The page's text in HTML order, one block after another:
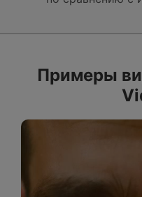
Примеры